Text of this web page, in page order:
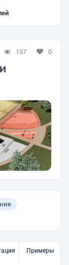
157 0
Примеры